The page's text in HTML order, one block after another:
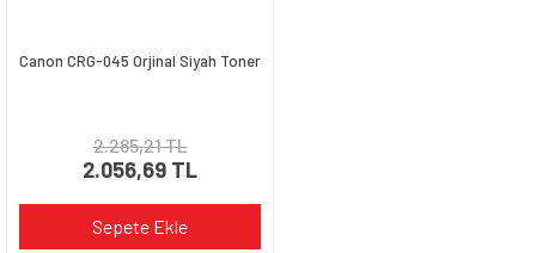
Canon CRG-045 Orjinal Siyah Toner
2.285,21 TL
2.056,69 TL
Sepete Ekle